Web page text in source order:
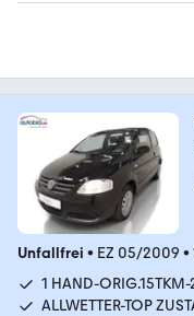
Unfallfrei • EZ 05/2009 •
1 HAND-
ALLWETTER-TOP